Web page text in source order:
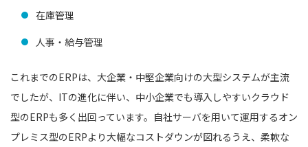
在庫管理
人事・給与管理
これまでのERPは、大企業・中堅企業向けの大型システムが主流
でしたが、ITの進化に伴い、中小企業でも導入しやすいクラウド
型のERPも多く出回っています。自社サーバを用いて運用するオン
プレミス型のERPより大幅なコストダウンが図れるうえ、柔軟な